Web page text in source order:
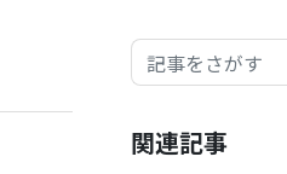
関連記事